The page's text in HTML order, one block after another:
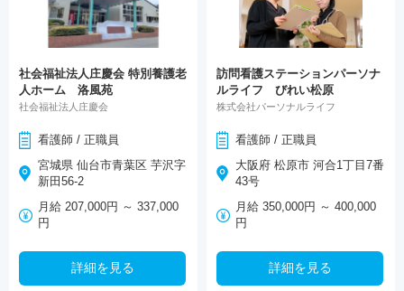
社会福祉法人庄慶会 特別養護老
人ホーム 洛風苑
社会福祉法人庄慶会
看護師 / 正職員
宮城県 仙台市青葉区 芋沢字
新田56-2
月給 207,000円 ～ 337,000
円
詳細を見る
訪問看護ステーションパーソナ
ルライフ びれい松原
株式会社パーソナルライフ
看護師 / 正職員
大阪府 松原市 河合1丁目7番
43号
月給 350,000円 ～ 400,000
円
詳細を見る